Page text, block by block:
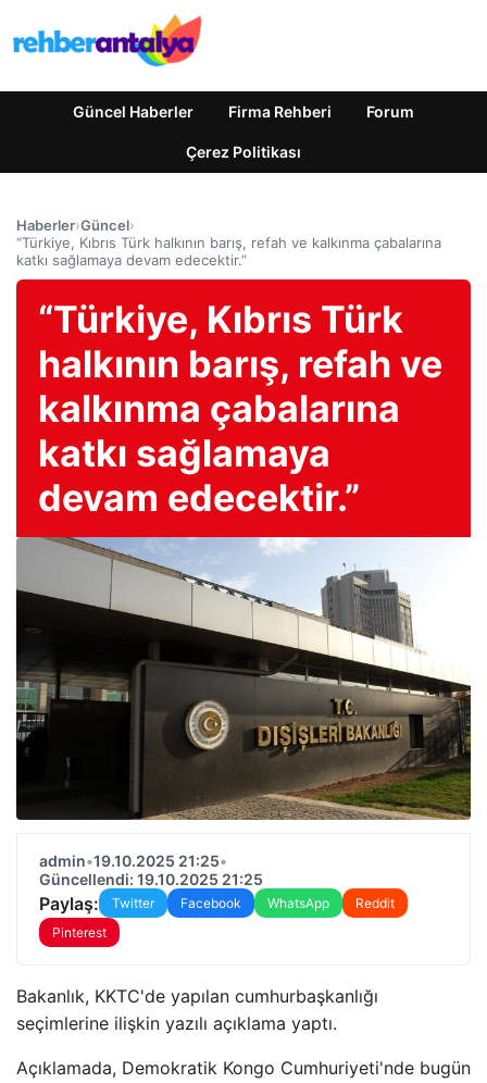
Güncel Haberler Firma Rehberi Forum
Çerez Politikası
Haberler›Güncel›
“Türkiye, Kıbrıs Türk halkının barış, refah ve kalkınma çabalarına
katkı sağlamaya devam edecektir.”
“Türkiye, Kıbrıs Türk
halkının barış, refah ve
kalkınma çabalarına
katkı sağlamaya
devam edecektir.”
admin•19.10.2025 21:25•
Güncellendi: 19.10.2025 21:25
Paylaş: Twitter Facebook WhatsApp
Reddit
Pinterest
Bakanlık, KKTC'de yapılan cumhurbaşkanlığı
seçimlerine ilişkin yazılı açıklama yaptı.
Açıklamada, Demokratik Kongo Cumhuriyeti'nde bugün